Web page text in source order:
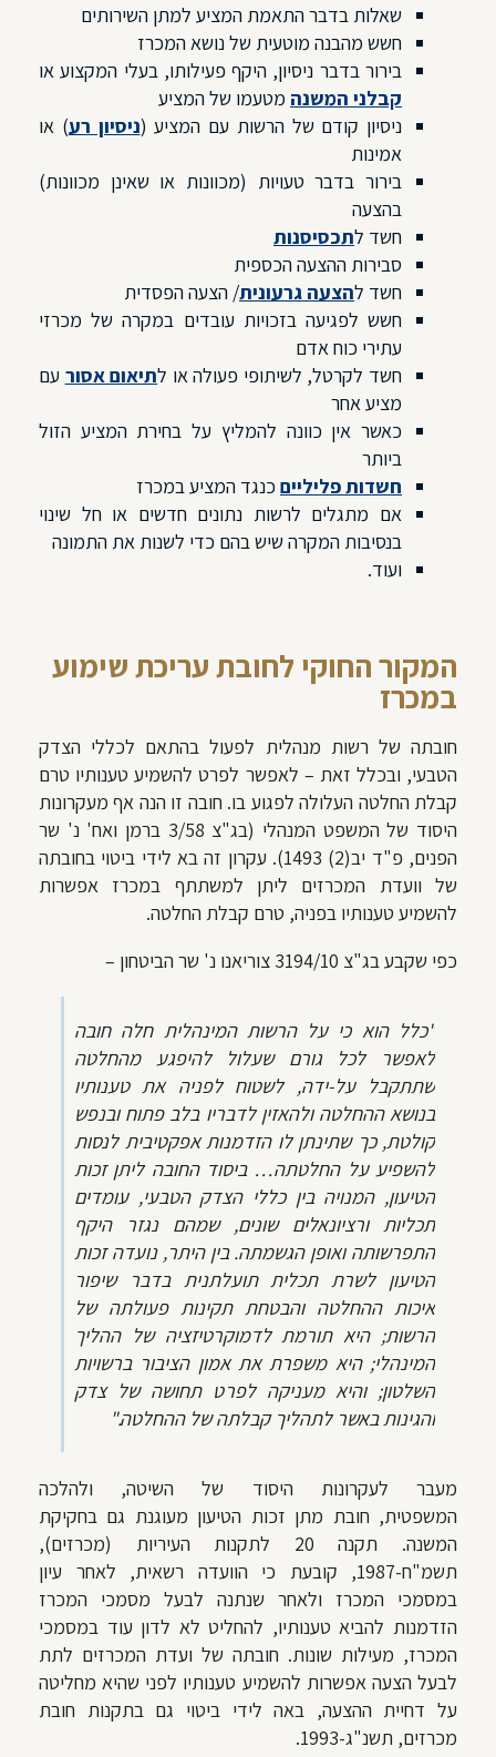
שאלות בדבר התאמת המציע למתן השירותים
חשש מהבנה מוטעית של נושא המכרז
בירור בדבר ניסיון, היקף פעילותו, בעלי המקצוע או
קבלני המשנה מטעמו של המציע
ניסיון קודם של הרשות עם המציע (ניסיון רע) או
אמינות
בירור בדבר טעויות (מכוונות או שאינן מכוונות)
בהצעה
חשד לתכסיסנות
סבירות ההצעה הכספית
חשד להצעה גרעונית/ הצעה הפסדית
חשש לפגיעה בזכויות עובדים במקרה של מכרזי
עתירי כוח אדם
חשד לקרטל, לשיתופי פעולה או לתיאום אסור עם
מציע אחר
כאשר אין כוונה להמליץ על בחירת המציע הזול
ביותר
חשדות פליליים כנגד המציע במכרז
אם מתגלים לרשות נתונים חדשים או חל שינוי
בנסיבות המקרה שיש בהם כדי לשנות את התמונה
ועוד.
המקור החוקי לחובת עריכת שימוע
במכרז
חובתה של רשות מנהלית לפעול בהתאם לכללי הצדק
הטבעי, ובכלל זאת – לאפשר לפרט להשמיע טענותיו טרם
קבלת החלטה העלולה לפגוע בו. חובה זו הנה אף מעקרונות
היסוד של המשפט המנהלי (בג"צ 3/58 ברמן ואח' נ' שר
הפנים, פ"ד יב(2) 1493). עקרון זה בא לידי ביטוי בחובתה
של וועדת המכרזים ליתן למשתתף במכרז אפשרות
להשמיע טענותיו בפניה, טרם קבלת החלטה.
כפי שקבע בג"צ 3194/10 צוריאנו נ' שר הביטחון –
"כלל הוא כי על הרשות המינהלית חלה חובה
לאפשר לכל גורם שעלול להיפגע מהחלטה
שתתקבל על-ידה, לשטוח לפניה את טענותיו
בנושא ההחלטה ולהאזין לדבריו בלב פתוח ובנפש
קולטת, כך שתינתן לו הזדמנות אפקטיבית לנסות
להשפיע על החלטתה… ביסוד החובה ליתן זכות
הטיעון, המנויה בין כללי הצדק הטבעי, עומדים
תכליות ורציונאלים שונים, שמהם נגזר היקף
התפרשותה ואופן הגשמתה. בין היתר, נועדה זכות
הטיעון לשרת תכלית תועלתנית בדבר שיפור
איכות ההחלטה והבטחת תקינות פעולתה של
הרשות; היא תורמת לדמוקרטיזציה של ההליך
המינהלי; היא משפרת את אמון הציבור ברשויות
השלטון; והיא מעניקה לפרט תחושה של צדק
והגינות באשר לתהליך קבלתה של ההחלטה."
מעבר לעקרונות היסוד של השיטה, ולהלכה
המשפטית, חובת מתן זכות הטיעון מעוגנת גם בחקיקת
המשנה. תקנה 20 לתקנות העיריות (מכרזים),
תשמ"ח-1987, קובעת כי הוועדה רשאית, לאחר עיון
במסמכי המכרז ולאחר שנתנה לבעל מסמכי המכרז
הזדמנות להביא טענותיו, להחליט לא לדון עוד במסמכי
המכרז, מעילות שונות. חובתה של ועדת המכרזים לתת
לבעל הצעה אפשרות להשמיע טענותיו לפני שהיא מחליטה
על דחיית ההצעה, באה לידי ביטוי גם בתקנות חובת
מכרזים, תשנ"ג-1993.